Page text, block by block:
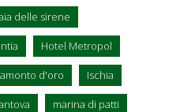
delle sirene
Hotel Metropol
d'oro Ischia
marina di patti